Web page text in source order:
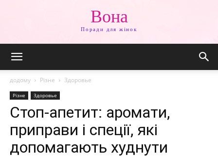
Вона
Поради для жінок
додому Різне Здоровье
Різне Здоровье
Стоп-апетит: аромати,
приправи і спеції, які
допомагають худнути